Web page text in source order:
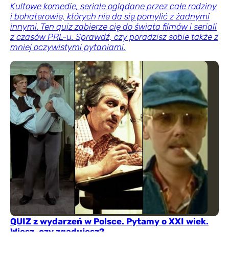
Kultowe komedie, seriale oglądane przez całe rodziny
i bohaterowie, których nie da się pomylić z żadnymi
innymi. Ten quiz zabierze cię do świata filmów i seriali
z czasów PRL-u. Sprawdź, czy poradzisz sobie także z
mniej oczywistymi pytaniami.
QUIZ z wydarzeń w Polsce. Pytamy o XXI wiek.
Wiesz, czy zgadujesz?